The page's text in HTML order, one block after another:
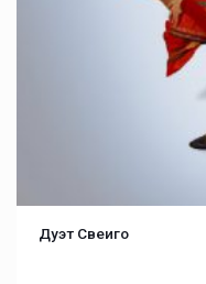
Дуэт Свеиго